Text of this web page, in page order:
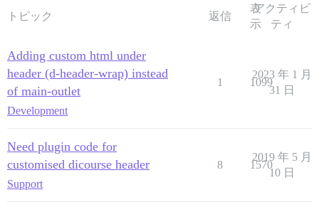
トピック 返信
表
示
アクティビ
ティ
Adding custom html under
header (d-header-wrap) instead
of main-outlet
Development
1 1099
2023 年 1 月
31 日
Need plugin code for
customised dicourse header
Support
8 1570
2019 年 5 月
10 日